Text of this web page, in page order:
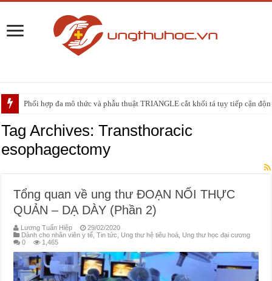
Phối hợp đa mô thức và phẫu thuật TRIANGLE cắt khối tá tụy tiếp cận
PHẪU THUẬT NEUHAUS: GIẢI PHÁP ĐIỀU TRỊ TRIỆT CĂN CHO UNG
Tag Archives:Transthoracic
esophagectomy
Tổng quan về ung thư ĐOẠN NỐI THỰC
QUẢN – DẠ DÀY (Phần 2)
Lương Tuấn Hiệp
29/02/2020
Dành cho nhân viên y tế ,Tin tức Ung thư hệ tiêu hoá Ung thư học đại cương
0
1,465